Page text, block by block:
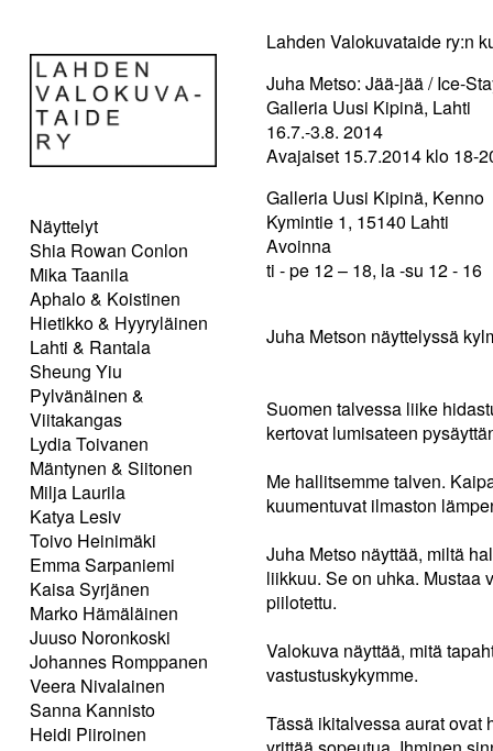
Näyttelyt
Shia Rowan Conlon
Mika Taanila
Aphalo & Koistinen
Hietikko & Hyyryläinen
Lahti & Rantala
Sheung Yiu
Pylvänäinen &
Viitakangas
Lydia Toivanen
Mäntynen & Siitonen
Milja Laurila
Katya Lesiv
Toivo Heinimäki
Emma Sarpaniemi
Kaisa Syrjänen
Marko Hämäläinen
Juuso Noronkoski
Johannes Romppanen
Veera Nivalainen
Sanna Kannisto
Heidi Piiroinen
Lahden Valokuvataide ry:n
Juha Metso: Jää-jää / Ice-
Galleria Uusi Kipinä, Lahti
16.7.-3.8. 2014
Avajaiset 15.7.2014 klo 18-
Galleria Uusi Kipinä, Kenno
Kymintie 1, 15140 Lahti
Avoinna
ti - pe 12 – 18, la -su 12 - 16
Juha Metson näyttelyssä
Suomen talvessa liike
kertovat lumisateen
Me hallitsemme talven.
kuumentuvat ilmaston
Juha Metso näyttää, miltä
liikkuu. Se on uhka. Mustaa
piilotettu.
Valokuva näyttää, mitä
vastustuskykymme.
Tässä ikitalvessa aurat ovat